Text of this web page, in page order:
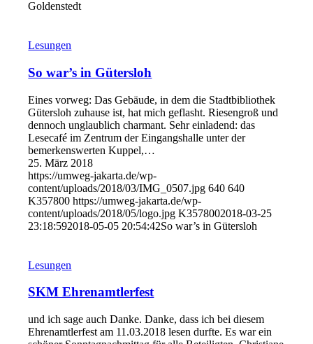
Goldenstedt
Lesungen
So war’s in Gütersloh
Eines vorweg: Das Gebäude, in dem die Stadtbibliothek
Gütersloh zuhause ist, hat mich geflasht. Riesengroß und
dennoch unglaublich charmant. Sehr einladend: das
Lesecafé im Zentrum der Eingangshalle unter der
bemerkenswerten Kuppel,…
25. März 2018
https://umweg-jakarta.de/wp-
content/uploads/2018/03/IMG_0507.jpg 640 640
K357800 https://umweg-jakarta.de/wp-
content/uploads/2018/05/logo.jpg K3578002018-03-25
23:18:592018-05-05 20:54:42So war’s in Gütersloh
Lesungen
SKM Ehrenamtlerfest
und ich sage auch Danke. Danke, dass ich bei diesem
Ehrenamtlerfest am 11.03.2018 lesen durfte. Es war ein